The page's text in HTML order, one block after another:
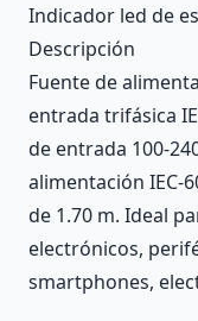
Indicador led de
Descripción
Fuente de
entrada trifásica
de entrada 100-
alimentación IEC-
de 1.70 m. Ideal
electrónicos,
smartphones,